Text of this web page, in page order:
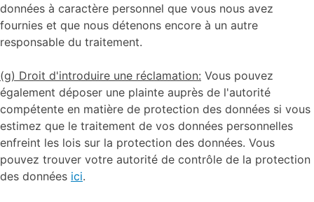
données à caractère personnel que vous nous avez
fournies et que nous détenons encore à un autre
responsable du traitement.
(g) Droit d'introduire une réclamation: Vous pouvez
également déposer une plainte auprès de l'autorité
compétente en matière de protection des données si vous
estimez que le traitement de vos données personnelles
enfreint les lois sur la protection des données. Vous
pouvez trouver votre autorité de contrôle de la protection
des données ici.